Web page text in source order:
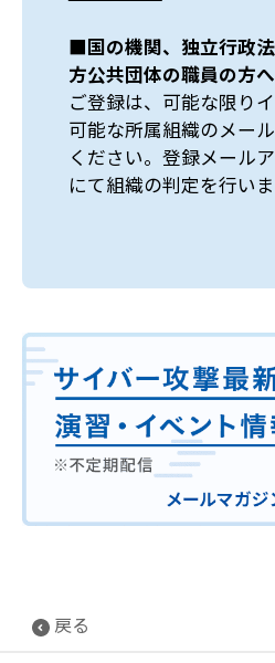
■国の機関、独立行政
方公共団体の職員の方へ
ご登録は、可能な限り
可能な所属組織のメー
ください。登録メール
にて組織の判定を行いま
戻る